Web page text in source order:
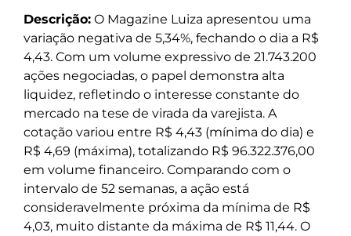
Descrição: O Magazine Luiza apresentou uma
variação negativa de 5,34%, fechando o dia a R$
4,43. Com um volume expressivo de 21.743.200
ações negociadas, o papel demonstra alta
liquidez, refletindo o interesse constante do
mercado na tese de virada da varejista. A
cotação variou entre R$ 4,43 (mínima do dia) e
R$ 4,69 (máxima), totalizando R$ 96.322.376,00
em volume financeiro. Comparando com o
intervalo de 52 semanas, a ação está
consideravelmente próxima da mínima de R$
4,03, muito distante da máxima de R$ 11,44. O